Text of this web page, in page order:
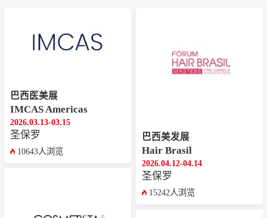
巴西医美展
IMCAS Americas
2026.03.13-03.15
圣保罗
10643人浏览
巴西美发展
Hair Brasil
2026.04.12-04.14
圣保罗
15242人浏览